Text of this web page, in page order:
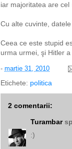
iar majoritatea are
Cu alte cuvinte,
Ceea ce este stupid
urma urmei, şi Hitler
- martie 31, 2010
Etichete: politica
2 comentarii:
Turambar
:)